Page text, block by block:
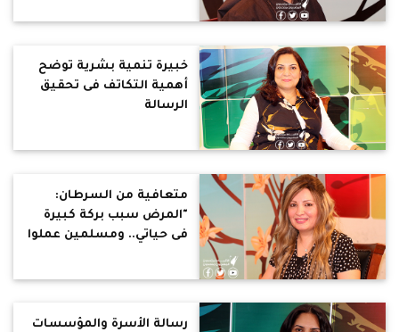
خبيرة تنمية بشرية توضح
أهمية التكاتف فى تحقيق
الرسالة
متعافية من السرطان:
"المرض سبب بركة كبيرة
فى حياتي.. ومسلمين عملوا
رسالة الأسرة والمؤسسات